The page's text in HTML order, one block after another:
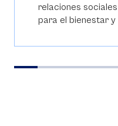
relaciones
para el bienestar
apoyo emocional